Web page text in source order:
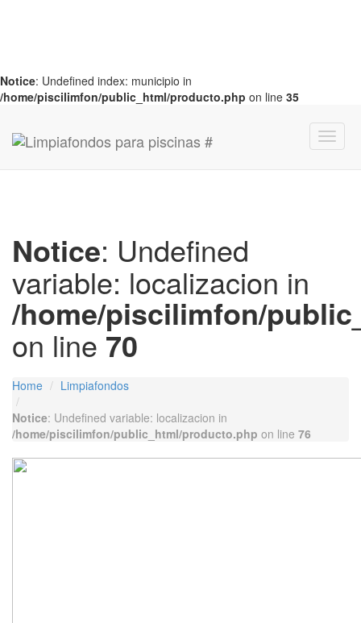
Notice: Undefined index: municipio in
/home/piscilimfon/public_html/producto.php on line 35
Notice: Undefined
variable: localizacion in
/home/piscilimfon/
on line 70
Home
Limpiafondos
Notice: Undefined variable: localizacion in
/home/piscilimfon/public_html/producto.php on line 76